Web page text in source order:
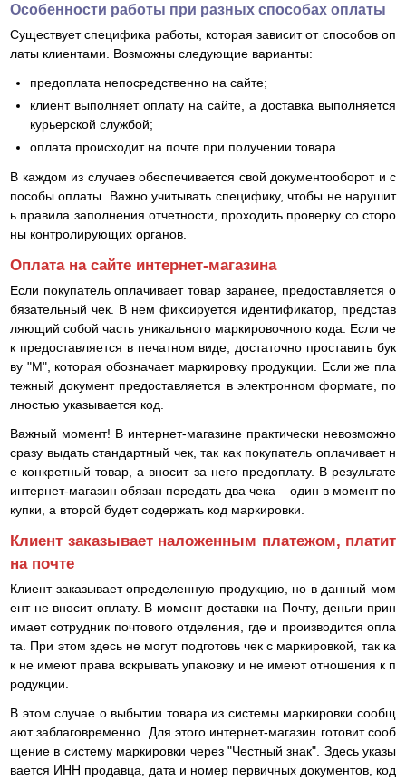
Особенности работы при разных способах оплаты
Существует специфика работы, которая зависит от способов оп
латы клиентами. Возможны следующие варианты:
предоплата непосредственно на сайте;
клиент выполняет оплату на сайте, а доставка выполняется
курьерской службой;
оплата происходит на почте при получении товара.
В каждом из случаев обеспечивается свой документооборот и с
пособы оплаты. Важно учитывать специфику, чтобы не нарушит
ь правила заполнения отчетности, проходить проверку со сторо
ны контролирующих органов.
Оплата на сайте интернет-магазина
Если покупатель оплачивает товар заранее, предоставляется о
бязательный чек. В нем фиксируется идентификатор, представ
ляющий собой часть уникального маркировочного кода. Если че
к предоставляется в печатном виде, достаточно проставить бук
ву "М", которая обозначает маркировку продукции. Если же пла
тежный документ предоставляется в электронном формате, по
лностью указывается код.
Важный момент! В интернет-магазине практически невозможно
сразу выдать стандартный чек, так как покупатель оплачивает н
е конкретный товар, а вносит за него предоплату. В результате
интернет-магазин обязан передать два чека – один в момент по
купки, а второй будет содержать код маркировки.
Клиент заказывает наложенным платежом, платит
на почте
Клиент заказывает определенную продукцию, но в данный мом
ент не вносит оплату. В момент доставки на Почту, деньги прин
имает сотрудник почтового отделения, где и производится опла
та. При этом здесь не могут подготовь чек с маркировкой, так ка
к не имеют права вскрывать упаковку и не имеют отношения к п
родукции.
В этом случае о выбытии товара из системы маркировки сообщ
ают заблаговременно. Для этого интернет-магазин готовит сооб
щение в систему маркировки через "Честный знак". Здесь указы
вается ИНН продавца, дата и номер первичных документов, код